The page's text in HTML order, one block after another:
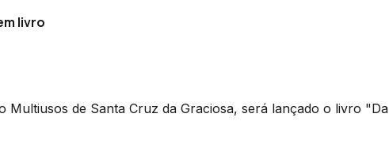
livro
Multiusos de Santa Cruz da Graciosa, será lançado o livro "Da